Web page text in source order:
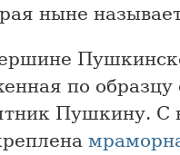
ныне
по образцу
Пушкину. С